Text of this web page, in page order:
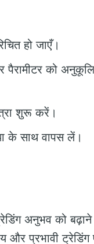
हो जाएँ।
पैरामीटर को
शुरू करें।
के साथ वापस लें।
अनुभव को
प्रभावी ट्रेडिंग